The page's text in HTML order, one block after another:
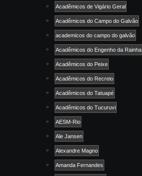
Acadêmicos de Vigário Geral
Acadêmicos do Campo do Galvão
academicos do campo do galvão
Acadêmicos do Engenho da Rainha
Acadêmicos do Peixe
Acadêmicos do Recreio
Acadêmicos do Tatuapé
Acadêmicos do Tucuruvi
AESM-Rio
Ale Jansen
Alexandre Magno
Amanda Fernandes